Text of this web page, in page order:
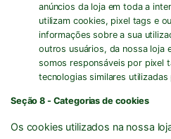
anúncios da loja em toda a
utilizam cookies, pixel tags e
informações sobre a sua
outros usuários, da nossa loja
somos responsáveis por pixel
tecnologias similares
Seção 8 - Categorias de cookies
Os cookies utilizados na nossa